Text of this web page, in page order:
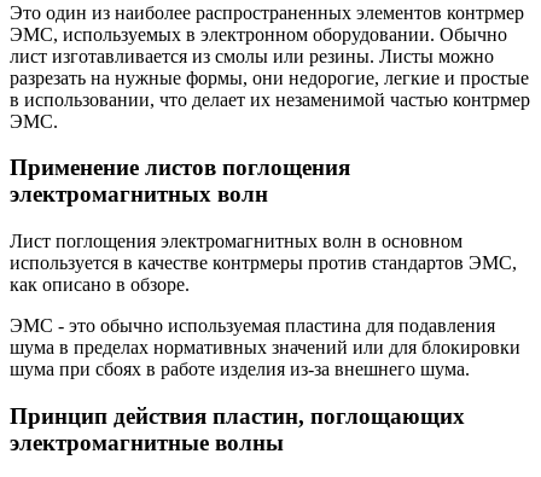
Это один из наиболее распространенных элементов контрмер
ЭМС, используемых в электронном оборудовании. Обычно
лист изготавливается из смолы или резины. Листы можно
разрезать на нужные формы, они недорогие, легкие и простые
в использовании, что делает их незаменимой частью контрмер
ЭМС.
Применение листов поглощения
электромагнитных волн
Лист поглощения электромагнитных волн в основном
используется в качестве контрмеры против стандартов ЭМС,
как описано в обзоре.
ЭМС - это обычно используемая пластина для подавления
шума в пределах нормативных значений или для блокировки
шума при сбоях в работе изделия из-за внешнего шума.
Принцип действия пластин, поглощающих
электромагнитные волны